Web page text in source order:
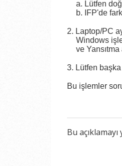
a. Lütfen
b. IFP'de
2. Laptop/PC
Windows
ve
3. Lütfen
Bu işlemler
Bu